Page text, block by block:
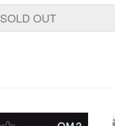
SOLD OUT